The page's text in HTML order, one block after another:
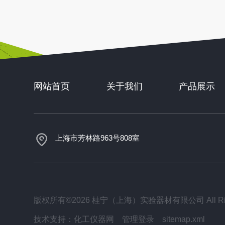
网站首页 关于我们 产品展示
上海市芳林路963号808室
版权所有©2026 桂宁（上海）实验器材有限公司 All
技术支持： 化工仪器网 管理登录 sitemap.xml